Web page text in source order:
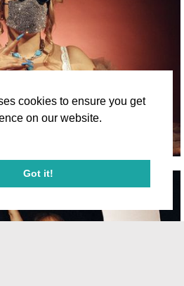
cookies to ensure you get
on our website.
Got it!